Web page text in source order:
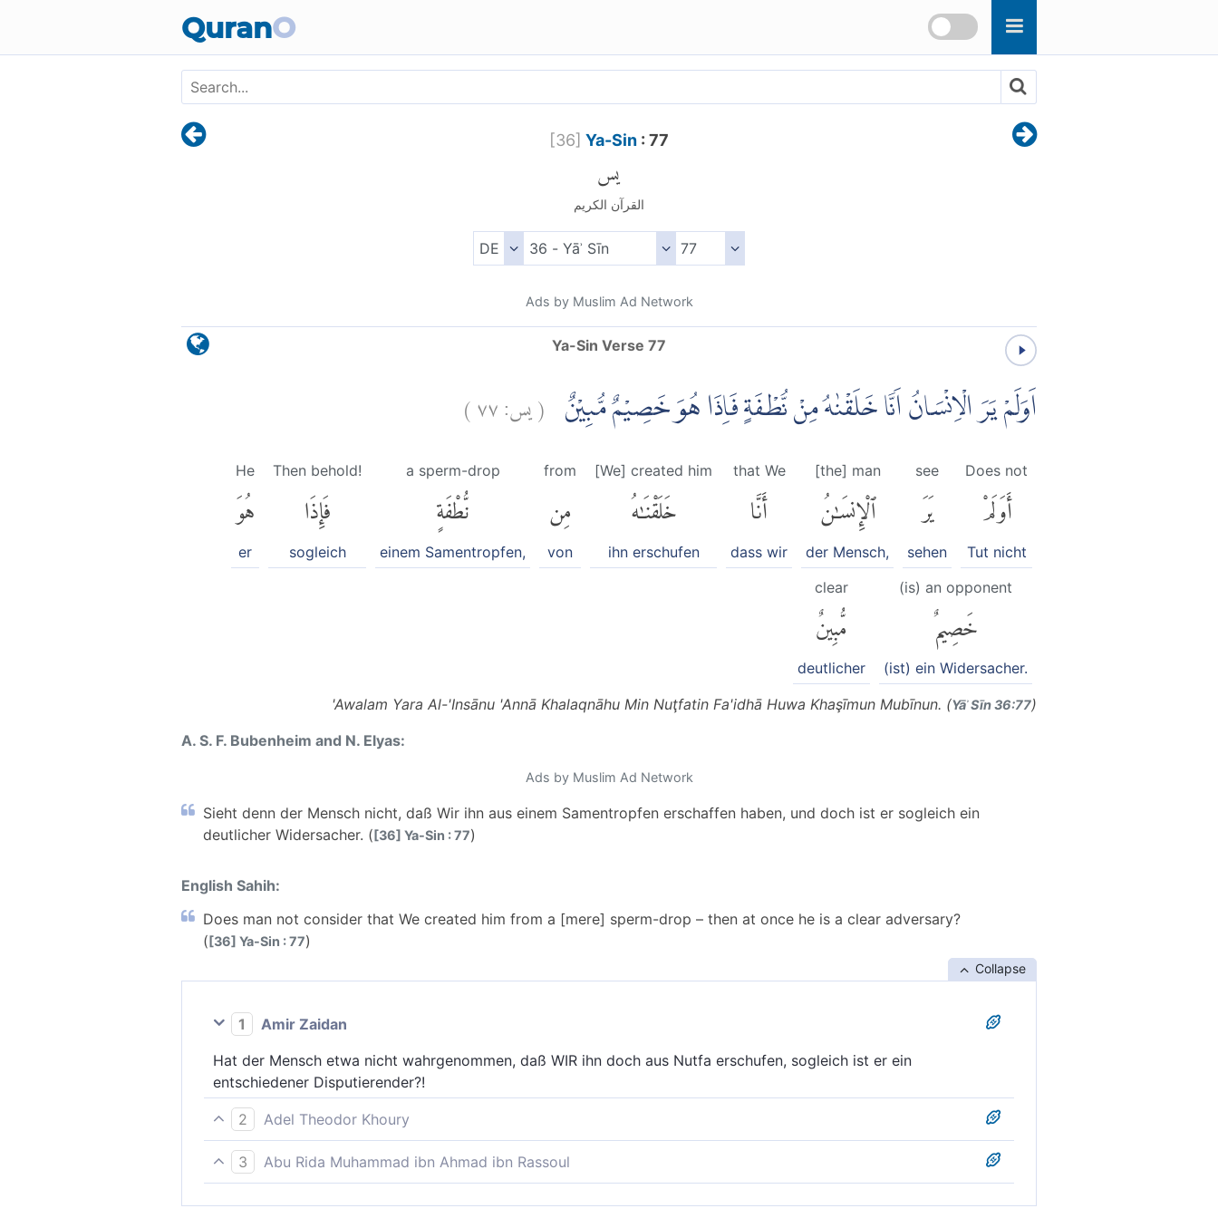
QuranO
[36] Ya-Sin: 77
يس
القرآن الكريم
Ads by Muslim Ad Network
Ya-Sin Verse 77
اَوَلَمْ يَرَ الْاِنْسَانُ اَنَّا خَلَقْنٰهُ مِنْ نُّطْفَةٍ فَاِذَا هُوَ خَصِيْمٌ مُّبِيْنٌ (يس:٧٧)
Does not
أَوَلَمْ
Tut nicht
see
يَرَ
sehen
[the] man
ٱلْإِنسَٰنُ
der Mensch,
that We
أَنَّا
dass wir
[We] created him
خَلَقْنَٰهُ
ihn erschufen
from
مِن
von
a sperm-drop
نُّطْفَةٍ
einem Samentropfen,
Then behold!
فَإِذَا
sogleich
He
هُوَ
er
(is) an opponent
خَصِيمٌ
(ist) ein Widersacher.
clear
مُّبِينٌ
deutlicher
'Awalam Yara Al-'Insānu 'Annā Khalaqnāhu Min Nuţfatin Fa'idhā Huwa Khaşīmun Mubīnun. (Yāʾ Sīn 36:77)
A. S. F. Bubenheim and N. Elyas:
Ads by Muslim Ad Network
Sieht denn der Mensch nicht, daß Wir ihn aus einem Samentropfen erschaffen haben, und doch ist er sogleich ein
deutlicher Widersacher. ([36] Ya-Sin : 77)
English Sahih:
Does man not consider that We created him from a [mere] sperm-drop – then at once he is a clear adversary?
([36] Ya-Sin : 77)
Collapse
1
Amir Zaidan
Hat der Mensch etwa nicht wahrgenommen, daß WIR ihn doch aus Nutfa erschufen, sogleich ist er ein
entschiedener Disputierender?!
2
Adel Theodor Khoury
Hat denn der Mensch nicht gesehen, daß Wir ihn aus einem Tropfen erschaffen haben, und doch ist er ein
offenkundiger Widerstreiter.
3
Abu Rida Muhammad ibn Ahmad ibn Rassoul